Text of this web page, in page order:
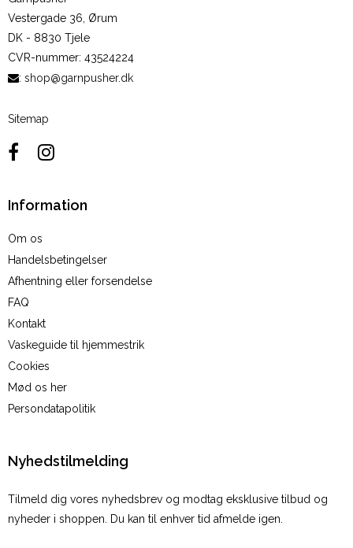
Vestergade 36, Ørum
DK - 8830 Tjele
CVR-nummer: 43524224
: shop@garnpusher.dk
Sitemap
Information
Om os
Handelsbetingelser
Afhentning eller forsendelse
FAQ
Kontakt
Vaskeguide til hjemmestrik
Cookies
Mød os her
Persondatapolitik
Nyhedstilmelding
Tilmeld dig vores nyhedsbrev og modtag eksklusive tilbud og
nyheder i shoppen. Du kan til enhver tid afmelde igen.